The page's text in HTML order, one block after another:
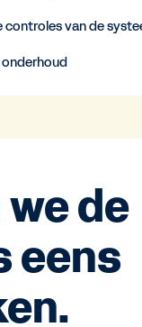
controles van de
de
eens